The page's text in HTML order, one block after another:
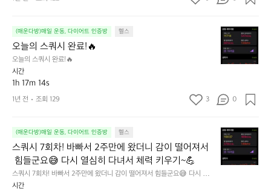
걸
이
ㅋ
ㅋ
에
하
니
매
우
힘
주
2
회
운
하
자
다
짐
중.
아
은
사
람
이
서
테
이
션
이
(매운다방)매일 운동, 다이어트 인증방 헬스
오늘의 스쿼시 완료!🔥
오늘의 스쿼시 완료!🔥
오
늘
의
스
완
시간
1h 17m 14s
1년 전 조회 129 3 0
(매운다방)매일 운동, 다이어트 인증방 헬스
스쿼시 7회차! 바빠서 2주만에 왔더니 감이 떨어져서
힘들군요😅 다시 열심히 다녀서 체력 키우기~💪
스쿼시 7회차! 바빠서 2주만에 왔더니 감이 떨어져서 힘들군요😅 다시 열심
히 다녀서 체력 키우기~💪
스
쿼
시
7
시간